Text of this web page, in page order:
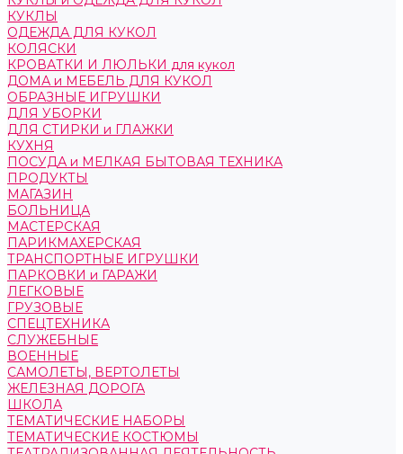
КУКЛЫ
ОДЕЖДА ДЛЯ КУКОЛ
КОЛЯСКИ
КРОВАТКИ И ЛЮЛЬКИ для кукол
ДОМА и МЕБЕЛЬ ДЛЯ КУКОЛ
ОБРАЗНЫЕ ИГРУШКИ
ДЛЯ УБОРКИ
ДЛЯ СТИРКИ и ГЛАЖКИ
КУХНЯ
ПОСУДА и МЕЛКАЯ БЫТОВАЯ ТЕХНИКА
ПРОДУКТЫ
МАГАЗИН
БОЛЬНИЦА
МАСТЕРСКАЯ
ПАРИКМАХЕРСКАЯ
ТРАНСПОРТНЫЕ ИГРУШКИ
ПАРКОВКИ и ГАРАЖИ
ЛЕГКОВЫЕ
ГРУЗОВЫЕ
СПЕЦТЕХНИКА
СЛУЖЕБНЫЕ
ВОЕННЫЕ
САМОЛЕТЫ, ВЕРТОЛЕТЫ
ЖЕЛЕЗНАЯ ДОРОГА
ШКОЛА
ТЕМАТИЧЕСКИЕ НАБОРЫ
ТЕМАТИЧЕСКИЕ КОСТЮМЫ